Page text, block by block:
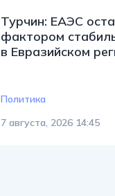
Турчин: ЕАЭС
фактором
в Евразийском
Политика
7 августа, 2026 14:45